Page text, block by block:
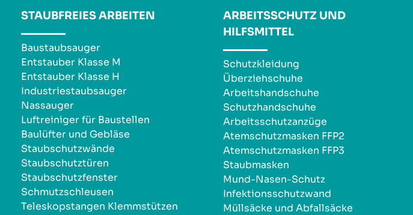
STAUBFREIES ARBEITEN
Baustaubsauger
Entstauber Klasse M
Entstauber Klasse H
Industriestaubsauger
Nassauger
Luftreiniger für Baustellen
Baulüfter und Gebläse
Staubschutzwände
Staubschutztüren
Staubschutzfenster
Schmutzschleusen
Teleskopstangen Klemmstützen
ARBEITSSCHUTZ UND
HILFSMITTEL
Schutzkleidung
Überziehschuhe
Arbeitshandschuhe
Schutzhandschuhe
Arbeitsschutzanzüge
Atemschutzmasken FFP2
Atemschutzmasken FFP3
Staubmasken
Mund-Nasen-Schutz
Infektionsschutzwand
Müllsäcke und Abfallsäcke